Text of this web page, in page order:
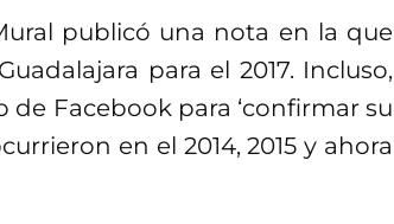
publicó una nota en la que
para el 2017. Incluso,
Facebook para ‘confirmar su
en el 2014, 2015 y ahora